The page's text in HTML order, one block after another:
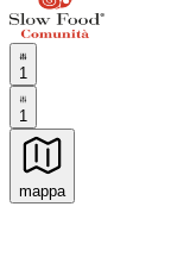
1
1
mappa
Esperienze